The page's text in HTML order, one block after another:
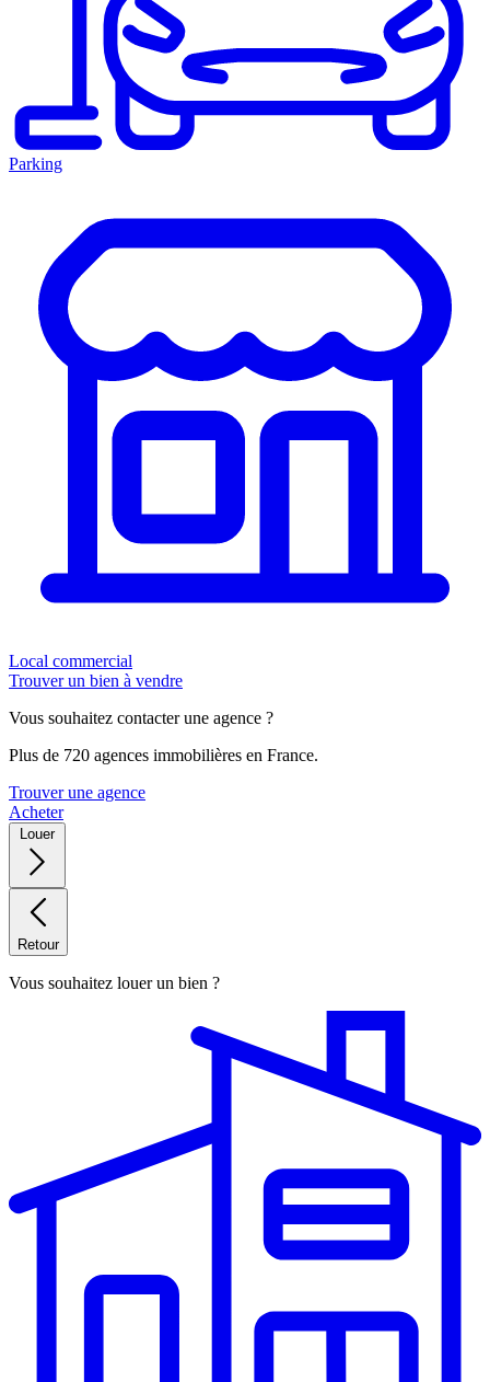
Parking
Local commercial
Trouver un bien à vendre
Vous souhaitez contacter une agence ?
Plus de 720 agences immobilières en France.
Trouver une agence
Acheter
Louer
Retour
Vous souhaitez louer un bien ?